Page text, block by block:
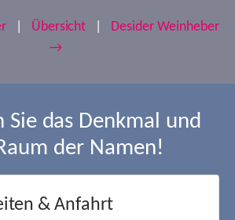
Übersicht
Desider Weinheber
→
Sie das Denkmal und
der Namen!
& Anfahrt